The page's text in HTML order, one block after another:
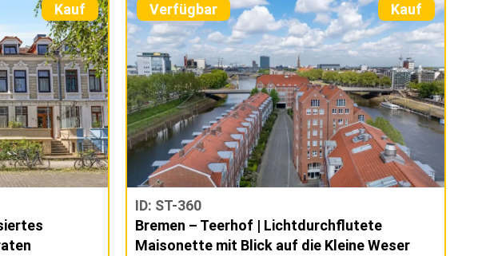
Kauf Verfügbar Kauf
ID: ST-360
Bremen – Teerhof | Lichtdurchflutete
Maisonette mit Blick auf die Kleine Weser